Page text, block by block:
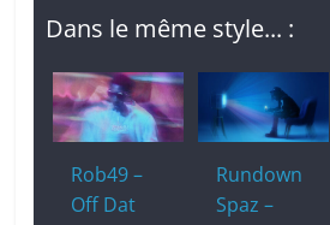
Dans le même style... :
Rob49 –
Off Dat
Rundown
Spaz –